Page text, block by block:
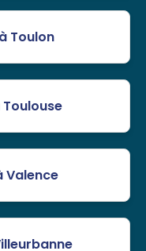
Toulon
Valence